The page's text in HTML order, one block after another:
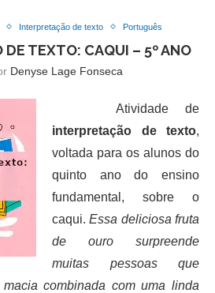
Interpretação de texto Português
DE TEXTO: CAQUI – 5º ANO
Denyse Lage Fonseca
Atividade de
interpretação de texto,
voltada para os alunos do
quinto ano do ensino
fundamental, sobre o
caqui.Essa deliciosa fruta
de ouro surpreende
muitas pessoas que
combinada com uma linda